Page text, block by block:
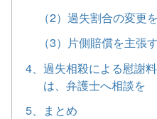
（2）過失割合の変更
（3）片側賠償を主張
4、過失相殺による慰謝
は、弁護士へ相談を
5、まとめ